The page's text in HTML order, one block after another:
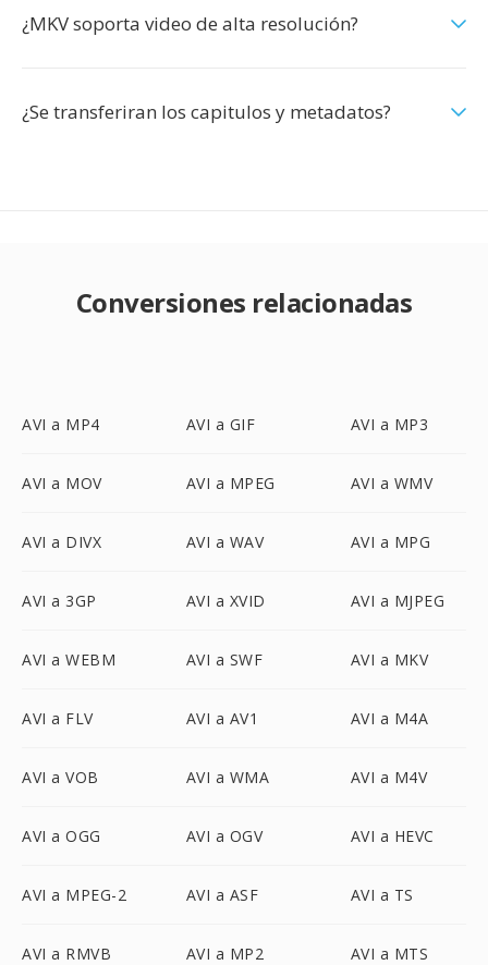
¿MKV soporta video de alta resolución?
¿Se transferiran los capitulos y metadatos?
Conversiones relacionadas
AVI a MP4 AVI a GIF AVI a MP3
AVI a MOV AVI a MPEG AVI a WMV
AVI a DIVX AVI a WAV AVI a MPG
AVI a 3GP AVI a XVID AVI a MJPEG
AVI a WEBM AVI a SWF AVI a MKV
AVI a FLV AVI a AV1 AVI a M4A
AVI a VOB AVI a WMA AVI a M4V
AVI a OGG AVI a OGV AVI a HEVC
AVI a MPEG-2 AVI a ASF AVI a TS
AVI a RMVB AVI a MP2 AVI a MTS